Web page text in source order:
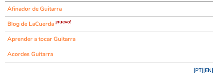
Afinador de Guitarra
Blog de LaCuerda ¡nuevo!
Aprender a tocar Guitarra
Acordes Guitarra
[EN]
[PT]